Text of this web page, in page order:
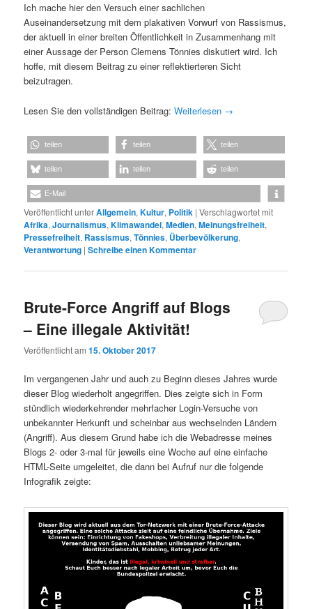
Ich mache hier den Versuch einer sachlichen
Auseinandersetzung mit dem plakativen Vorwurf von Rassismus,
der aktuell in einer breiten Öffentlichkeit in Zusammenhang mit
einer Aussage der Person Clemens Tönnies diskutiert wird. Ich
hoffe, mit diesem Beitrag zu einer reflektierteren Sicht
beizutragen.
Lesen Sie den vollständigen Beitrag:Weiterlesen →
teilen teilen teilen
teilen teilen teilen
E-Mail
Veröffentlicht unterAllgemein,Kultur, Politik |Verschlagwortet mit
Afrika,Journalismus,Klimawandel,Medien,Meinungsfreiheit,
Pressefreiheit, Rassismus,Tönnies, Überbevölkerung,
Verantwortung |Schreibe einen Kommentar
Brute-Force Angriff auf Blogs
– Eine illegale Aktivität!
Veröffentlicht am15. Oktober 2017
Im vergangenen Jahr und auch zu Beginn dieses Jahres wurde
dieser Blog wiederholt angegriffen. Dies zeigte sich in Form
stündlich wiederkehrender mehrfacher Login-Versuche von
unbekannter Herkunft und scheinbar aus wechselnden Ländern
(Angriff). Aus diesem Grund habe ich die Webadresse meines
Blogs 2- oder 3-mal für jeweils eine Woche auf eine einfache
HTML-Seite umgeleitet, die dann bei Aufruf nur die folgende
Infografik zeigte: